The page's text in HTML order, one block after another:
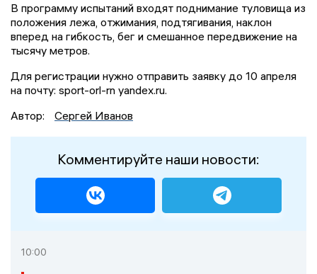
В программу испытаний входят поднимание туловища из
положения лежа, отжимания, подтягивания, наклон
вперед на гибкость, бег и смешанное передвижение на
тысячу метров.
Для регистрации нужно отправить заявку до 10 апреля
на почту: sport-orl-rn yandex.ru.
Автор:
Сергей Иванов
Комментируйте наши новости:
10:00